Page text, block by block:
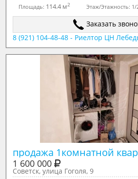
Площадь: 114.4 м2 Этаж/Этажность: 1/
Заказать
8 (921) 104-48-48 - Риелтор ЦН
продажа 1комнатной
1 600 000
Советск, улица Гоголя, 9